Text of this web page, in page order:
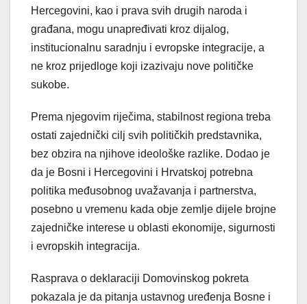
Hercegovini, kao i prava svih drugih naroda i
građana, mogu unapređivati kroz dijalog,
institucionalnu saradnju i evropske integracije, a
ne kroz prijedloge koji izazivaju nove političke
sukobe.
Prema njegovim riječima, stabilnost regiona treba
ostati zajednički cilj svih političkih predstavnika,
bez obzira na njihove ideološke razlike. Dodao je
da je Bosni i Hercegovini i Hrvatskoj potrebna
politika međusobnog uvažavanja i partnerstva,
posebno u vremenu kada obje zemlje dijele brojne
zajedničke interese u oblasti ekonomije, sigurnosti
i evropskih integracija.
Rasprava o deklaraciji Domovinskog pokreta
pokazala je da pitanja ustavnog uređenja Bosne i